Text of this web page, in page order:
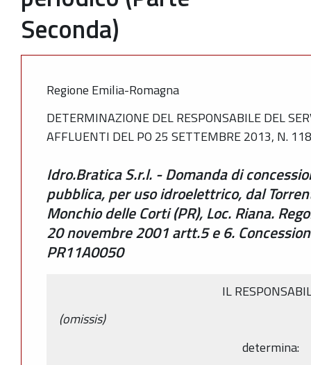
Seconda)
Regione Emilia-Romagna
DETERMINAZIONE DEL RESPONSABILE DEL
AFFLUENTI DEL PO 25 SETTEMBRE 2013, N.
Idro.Bratica S.r.l. - Domanda di
pubblica, per uso idroelettrico, dal
Monchio delle Corti (PR), Loc. Riana.
20 novembre 2001 artt.5 e 6.
PR11A0050
IL
(omissis)
determina: